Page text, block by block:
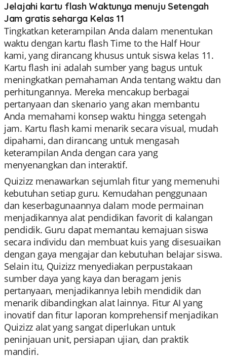
Jelajahi kartu flash Waktunya menuju Setengah
Jam gratis seharga Kelas 11
Tingkatkan keterampilan Anda dalam menentukan
waktu dengan kartu flash Time to the Half Hour
kami, yang dirancang khusus untuk siswa kelas 11.
Kartu flash ini adalah sumber yang bagus untuk
meningkatkan pemahaman Anda tentang waktu dan
perhitungannya. Mereka mencakup berbagai
pertanyaan dan skenario yang akan membantu
Anda memahami konsep waktu hingga setengah
jam. Kartu flash kami menarik secara visual, mudah
dipahami, dan dirancang untuk mengasah
keterampilan Anda dengan cara yang
menyenangkan dan interaktif.
Quizizz menawarkan sejumlah fitur yang memenuhi
kebutuhan setiap guru. Kemudahan penggunaan
dan keserbagunaannya dalam mode permainan
menjadikannya alat pendidikan favorit di kalangan
pendidik. Guru dapat memantau kemajuan siswa
secara individu dan membuat kuis yang disesuaikan
dengan gaya mengajar dan kebutuhan belajar siswa.
Selain itu, Quizizz menyediakan perpustakaan
sumber daya yang kaya dan beragam jenis
pertanyaan, menjadikannya lebih mendidik dan
menarik dibandingkan alat lainnya. Fitur AI yang
inovatif dan fitur laporan komprehensif menjadikan
Quizizz alat yang sangat diperlukan untuk
peninjauan unit, persiapan ujian, dan praktik
mandiri.